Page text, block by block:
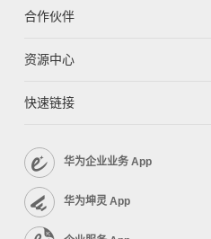
合作伙伴
资源中心
快速链接
华为企业业务 App
华为坤灵 App